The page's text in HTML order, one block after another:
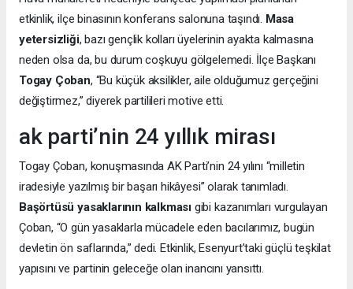
etkinlik, ilçe binasının konferans salonuna taşındı. Masa
yetersizliği, bazı gençlik kolları üyelerinin ayakta kalmasına
neden olsa da, bu durum coşkuyu gölgelemedi. İlçe Başkanı
Togay Çoban, “Bu küçük aksilikler, aile olduğumuz gerçeğini
değiştirmez,” diyerek partilileri motive etti.
ak parti’nin 24 yıllık mirası
Togay Çoban, konuşmasında AK Parti’nin 24 yılını “milletin
iradesiyle yazılmış bir başarı hikâyesi” olarak tanımladı.
Başörtüsü yasaklarının kalkması gibi kazanımları vurgulayan
Çoban, “O gün yasaklarla mücadele eden bacılarımız, bugün
devletin ön saflarında,” dedi. Etkinlik, Esenyurt’taki güçlü teşkilat
yapısını ve partinin geleceğe olan inancını yansıttı.